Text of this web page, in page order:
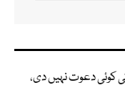
کوئی دعوت نہیں دی،